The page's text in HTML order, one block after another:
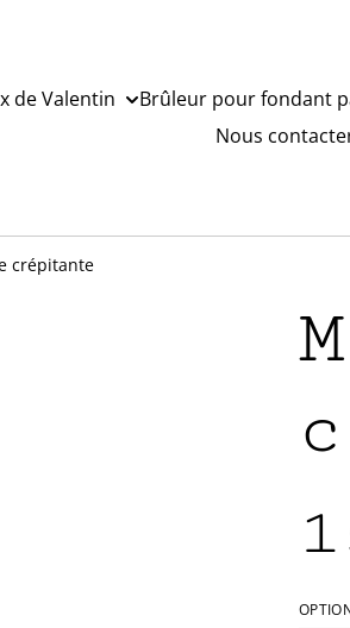
de Valentin Brûleur pour fondant
Nous
crépitante